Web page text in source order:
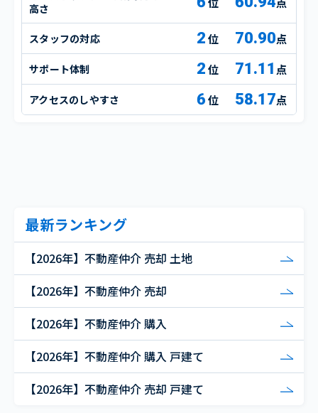
高さ
スタッフの対応 2 70.90点
サポート体制 2 71.11 点
アクセスのしやすさ 6 58.17点
最新ランキング
【2026年】不動産仲介 売却 土地
【2026年】不動産仲介 売却
【2026年】不動産仲介 購入
【2026年】不動産仲介 購入 戸建て
【2026年】不動産仲介 売却 戸建て